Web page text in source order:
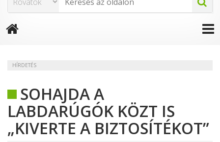
HÍRDETÉS
SOHAJDA A
LABDARÚGÓK KÖZT IS
„KIVERTE A BIZTOSÍTÉKOT”